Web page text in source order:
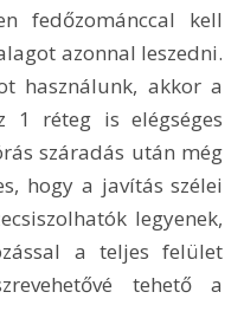
fedőzománccal kell
azonnal leszedni.
használunk, akkor a
1 réteg is elégséges
száradás után még
hogy a javítás szélei
legyenek,
a teljes felület
tehető a